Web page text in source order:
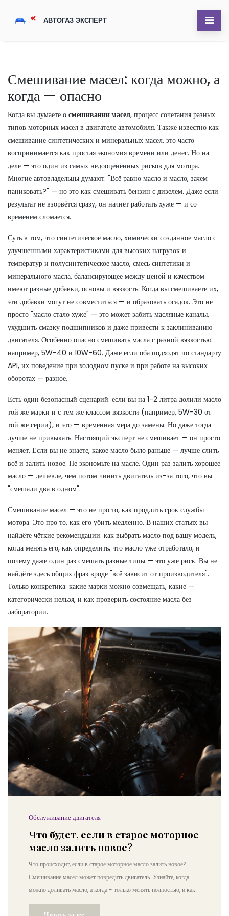
Смешивание масел: когда можно, а
когда — опасно
Когда вы думаете о смешивании масел, процесс сочетания разных
типов моторных масел в двигателе автомобиля. Также известно как
смешивание синтетических и минеральных масел, это часто
воспринимается как простая экономия времени или денег. Но на
деле — это один из самых недооценённых рисков для мотора.
Многие автовладельцы думают: "Всё равно масло и масло, зачем
паниковать?" — но это как смешивать бензин с дизелем. Даже если
результат не взорвётся сразу, он начнёт работать хуже — и со
временем сломается.
Суть в том, что синтетическое масло, химически созданное масло с
улучшенными характеристиками для высоких нагрузок и
температур и полусинтетическое масло, смесь синтетики и
минерального масла, балансирующее между ценой и качеством
имеют разные добавки, основы и вязкость. Когда вы смешиваете их,
эти добавки могут не совместиться — и образовать осадок. Это не
просто "масло стало хуже" — это может забить масляные каналы,
ухудшить смазку подшипников и даже привести к заклиниванию
двигателя. Особенно опасно смешивать масла с разной вязкостью:
например, 5W-40 и 10W-60. Даже если оба подходят по стандарту
API, их поведение при холодном пуске и при работе на высоких
оборотах — разное.
Есть один безопасный сценарий: если вы на 1-2 литра долили масло
той же марки и с тем же классом вязкости (например, 5W-30 от
той же серии), и это — временная мера до замены. Но даже тогда
лучше не привыкать. Настоящий эксперт не смешивает — он просто
меняет. Если вы не знаете, какое масло было раньше — лучше слить
всё и залить новое. Не экономьте на масле. Один раз залить хорошее
масло — дешевле, чем потом чинить двигатель из-за того, что вы
"смешали два в одном".
Смешивание масел — это не про то, как продлить срок службы
мотора. Это про то, как его убить медленно. В наших статьях вы
найдёте чёткие рекомендации: как выбрать масло под вашу модель,
когда менять его, как определить, что масло уже отработало, и
почему даже один раз смешать разные типы — это уже риск. Вы не
найдёте здесь общих фраз вроде "всё зависит от производителя".
Только конкретика: какие марки можно совмещать, какие —
категорически нельзя, и как проверить состояние масла без
лаборатории.
Обслуживание двигателя
Что будет, если в старое моторное
масло залить новое?
Что происходит, если в старое моторное масло залить новое?
Смешивание масел может повредить двигатель. Узнайте, когда
можно доливать масло, а когда - только менять полностью, и как
избежать дорогостоящего ремонта.